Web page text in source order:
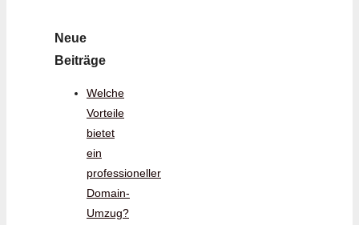
Neue
Beiträge
Welche
Vorteile
bietet
ein
professioneller
Domain-
Umzug?